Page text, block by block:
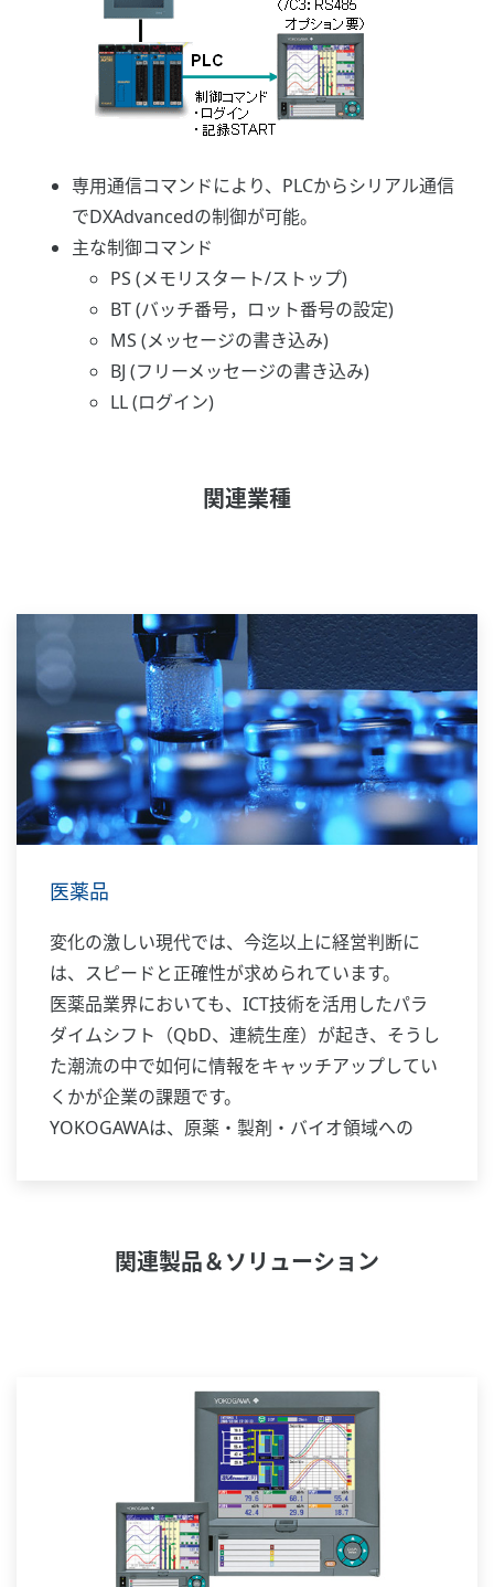
専用通信コマンドにより、PLCからシリアル通信
でDXAdvancedの制御が可能。
主な制御コマンド
PS (メモリスタート/ストップ)
BT (バッチ番号，ロット番号の設定)
MS (メッセージの書き込み)
BJ (フリーメッセージの書き込み)
LL (ログイン)
関連業種
医薬品
変化の激しい現代では、今迄以上に経営判断に
は、スピードと正確性が求められています。
医薬品業界においても、ICT技術を活用したパラ
ダイムシフト（QbD、連続生産）が起き、そうし
た潮流の中で如何に情報をキャッチアップしてい
くかが企業の課題です。
YOKOGAWAは、原薬・製剤・バイオ領域への
関連製品＆ソリューション